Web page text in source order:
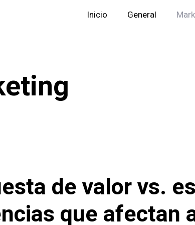
Inicio General
de valor vs.
que afectan